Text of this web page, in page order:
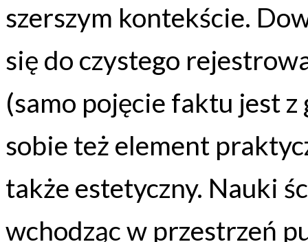
szerszym kontekście.
się do czystego
(samo pojęcie faktu jest
sobie też element
także estetyczny. Nauki
wchodząc w przestrzeń